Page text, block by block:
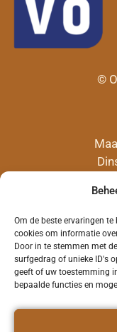
Om de beste ervaringen
cookies om informatie
Door in te stemmen met
surfgedrag of unieke ID's
geeft of uw toestemming
bepaalde functies en
©
(14.00 tot
(